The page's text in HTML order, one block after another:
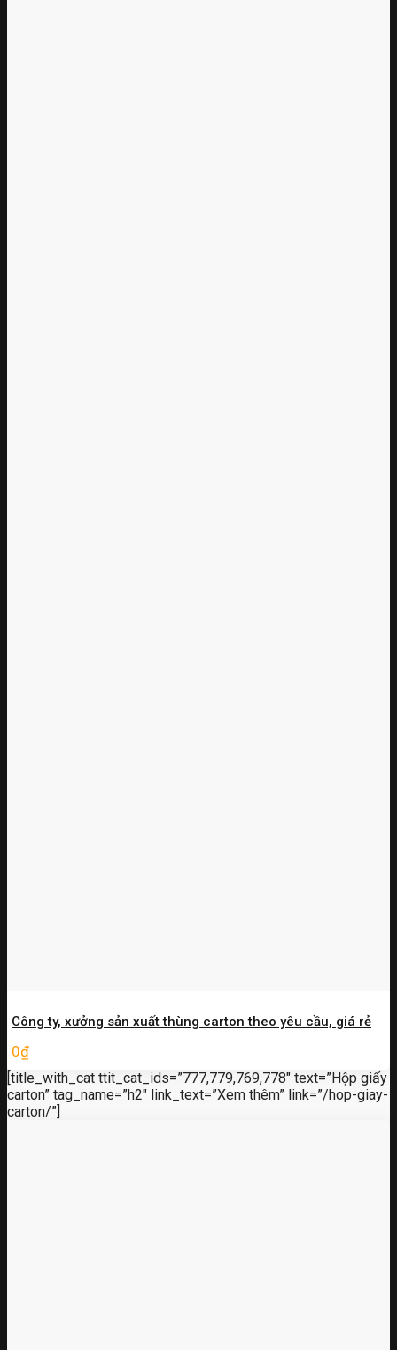
Công ty, xưởng sản xuất thùng carton theo yêu cầu, giá rẻ
0₫
[title_with_cat ttit_cat_ids=”777,779,769,778″ text=”Hộp giấy
carton” tag_name=”h2″ link_text=”Xem thêm” link=”/hop-giay-
carton/”]